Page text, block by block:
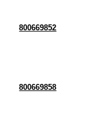
800669852
800669858